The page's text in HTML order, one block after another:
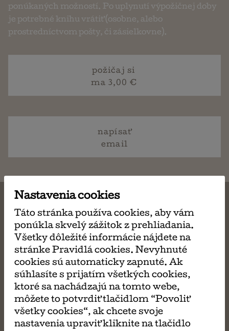
ponúkaných možností. Po uplynutí výpožičnej doby
je potrebné knihu vrátiť (osobne, alebo
prostredníctvom pošty, či zásielkovne).
požičaj si
ma 3,00 €
napísať
email
MÔŽE SA VÁM TIEŽ
PÁČIŤ
Druhá tvár
Audrainová Ashley
Nastavenia cookies
Táto stránka používa cookies, aby vám
ponúkla skvelý zážitok z prehliadania.
Všetky dôležité informácie nájdete na
stránke Pravidlá cookies. Nevyhnuté
cookies sú automaticky zapnuté. Ak
súhlasíte s prijatím všetkých cookies,
ktoré sa nachádzajú na tomto webe,
môžete to potvrdiť tlačidlom “Povoliť
všetky cookies“, ak chcete svoje
nastavenia upraviť kliknite na tlačidlo